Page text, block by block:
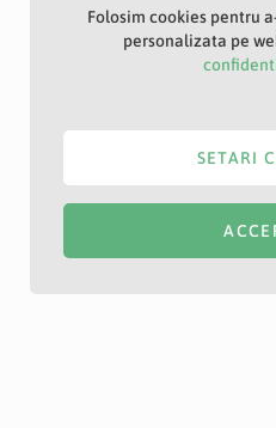
Folosim cookies pentru
personalizata pe
SETARI